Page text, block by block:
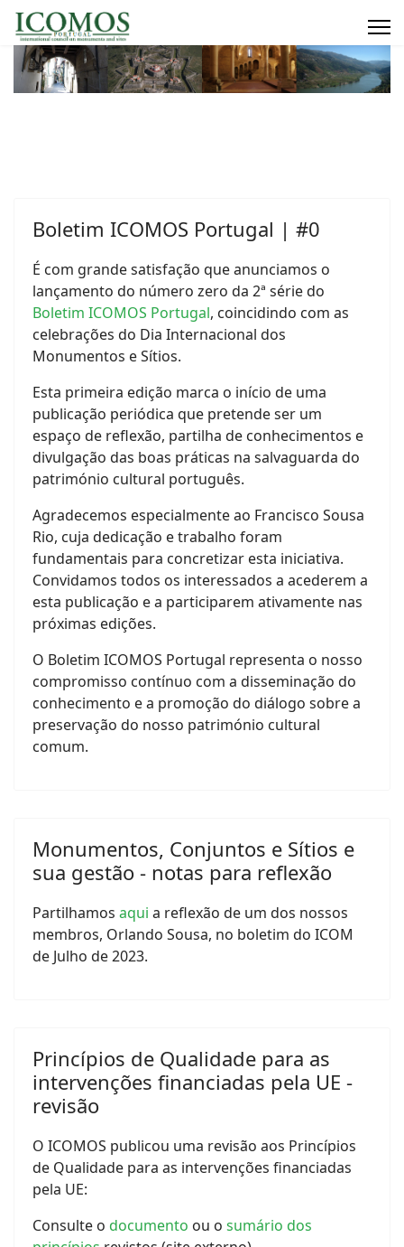
Boletim ICOMOS Portugal | #0
É com grande satisfação que anunciamos o
lançamento do número zero da 2ª série do
Boletim ICOMOS Portugal, coincidindo com as
celebrações do Dia Internacional dos
Monumentos e Sítios.
Esta primeira edição marca o início de uma
publicação periódica que pretende ser um
espaço de reflexão, partilha de conhecimentos e
divulgação das boas práticas na salvaguarda do
património cultural português.
Agradecemos especialmente ao Francisco Sousa
Rio, cuja dedicação e trabalho foram
fundamentais para concretizar esta iniciativa.
Convidamos todos os interessados a acederem a
esta publicação e a participarem ativamente nas
próximas edições.
O Boletim ICOMOS Portugal representa o nosso
compromisso contínuo com a disseminação do
conhecimento e a promoção do diálogo sobre a
preservação do nosso património cultural
comum.
Monumentos, Conjuntos e Sítios e
sua gestão - notas para reflexão
Partilhamos aqui a reflexão de um dos nossos
membros, Orlando Sousa, no boletim do ICOM
de Julho de 2023.
Princípios de Qualidade para as
intervenções financiadas pela UE -
revisão
O ICOMOS publicou uma revisão aos Princípios
de Qualidade para as intervenções financiadas
pela UE:
Consulte o documento ou o sumário dos